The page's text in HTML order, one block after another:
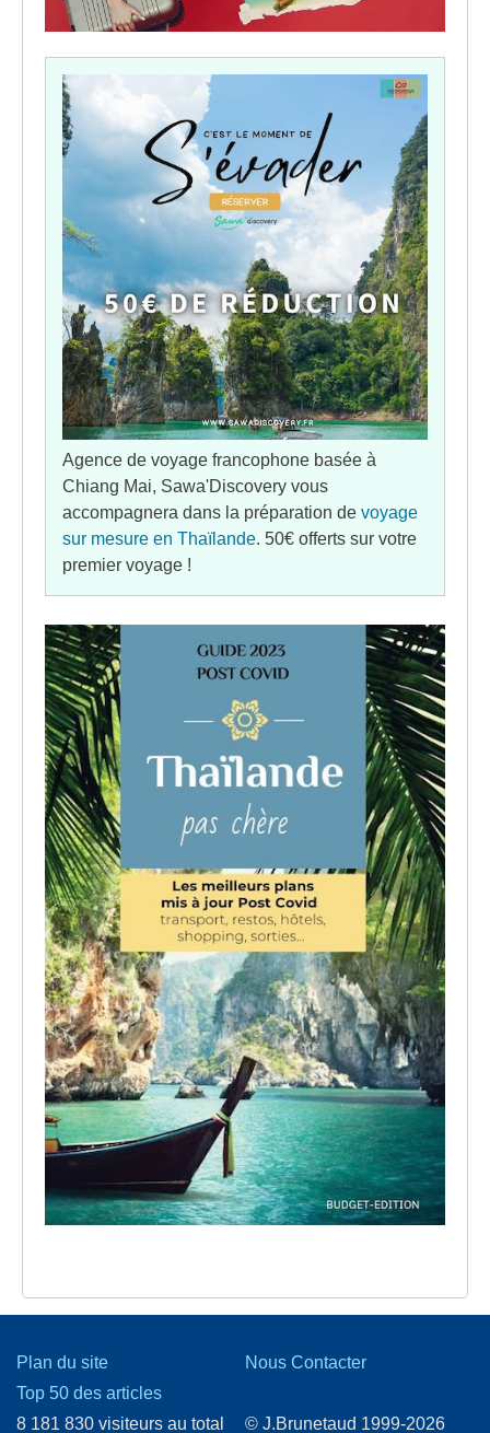
Agence de voyage francophone basée à
Chiang Mai, Sawa'Discovery vous
accompagnera dans la préparation de voyage
sur mesure en Thaïlande. 50€ offerts sur votre
premier voyage !
Plan du site
Top 50 des articles
8 181 830 visiteurs au total
Nous Contacter
© J.Brunetaud 1999-2026